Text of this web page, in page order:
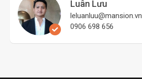
Luân Lưu
leluanluu@mansion.vn
0906 698 656